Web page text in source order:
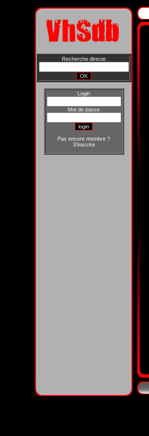
Recherche directe
Login
Mot de passe
Pas encore membre ?
S'inscrire